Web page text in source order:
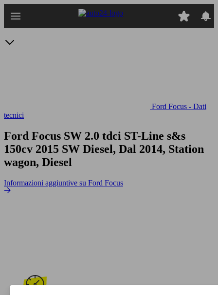
Ford Focus - Dati
tecnici
Ford Focus SW 2.0 tdci ST-Line s&s
150cv 2015 SW Diesel, Dal 2014, Station
wagon, Diesel
Informazioni aggiuntive su Ford Focus